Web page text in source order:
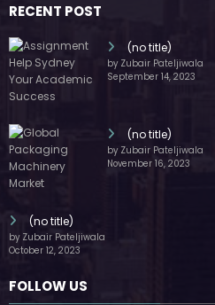
RECENT POST
(no title)
by Zubair Pateljiwala
September 14, 2023
(no title)
by Zubair Pateljiwala
November 16, 2023
(no title)
by Zubair Pateljiwala
October 12, 2023
FOLLOW US